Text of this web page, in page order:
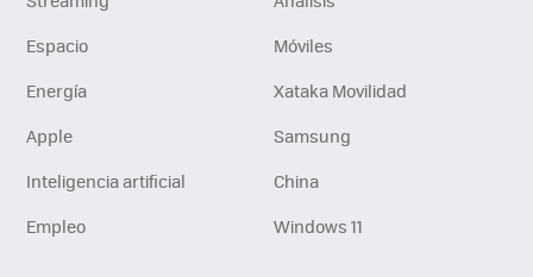
Espacio
Móviles
Energía
Xataka Movilidad
Apple
Samsung
Inteligencia artificial
China
Empleo
Windows 11